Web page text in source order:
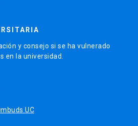
y consejo si se ha vulnerado
en la universidad.
UC